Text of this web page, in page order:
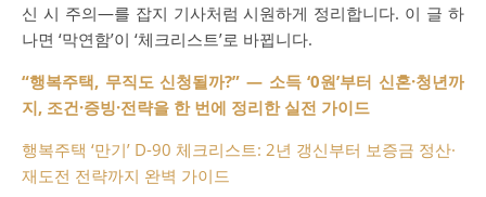
신 시 주의—를 잡지 기사처럼 시원하게 정리합니다. 이 글 하
나면 ‘막연함’이 ‘체크리스트’로 바뀝니다.
“행복주택, 무직도 신청될까?” — 소득 ‘0원’부터 신혼·청년까
지, 조건·증빙·전략을 한 번에 정리한 실전 가이드
행복주택 ‘만기’ D-90 체크리스트: 2년 갱신부터 보증금 정산·
재도전 전략까지 완벽 가이드